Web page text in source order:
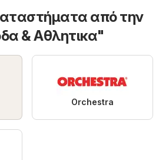
από την
& Aθλητικα"
Orchestra